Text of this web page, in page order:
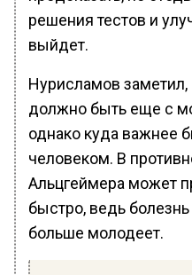
решения тестов и
выйдет.
Нурисламов заметил,
должно быть еще с
однако куда важнее
человеком. В
Альцгеймера может
быстро, ведь
больше молодеет.